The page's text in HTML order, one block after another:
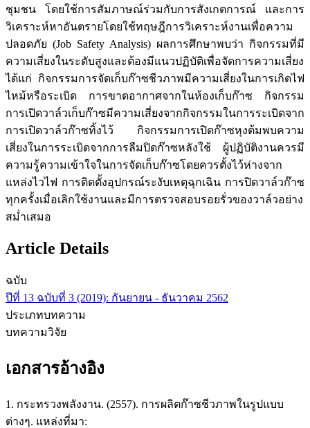
ชุมชน โดยใช้การสัมภาษณ์ร่วมกับการสังเกตการณ์ และการ
วิเคราะห์หาอันตรายโดยใช้ทฤษฎีการวิเคราะห์งานเพื่อความ
ปลอดภัย (Job Safety Analysis) ผลการศึกษาพบว่า กิจกรรมที่มี
ความเสี่ยงในระดับสูงและต้องมีแนวปฏิบัติเพื่อจัดการความเสี่ยง
ได้แก่ กิจกรรมการจัดเก็บก๊าซชีวภาพมีความเสี่ยงในการเกิดไฟ
ไหม้หรือระเบิด การขาดอากาศจากในห้องเก็บก๊าซ กิจกรรม
การเปิดวาล์วเก็บก๊าซมีความเสี่ยงจากกิจกรรมในการระเบิดจาก
การเปิดวาล์วก๊าซทิ้งไว้ กิจกรรมการเปิดก๊าซหุงต้มพบความ
เสี่ยงในการระเบิดจากการลืมปิดก๊าซหลังใช้ ผู้ปฏิบัติงานควรมี
ความรู้ความเข้าใจในการจัดเก็บก๊าซโดยควรตั้งไว้ห่างจาก
แหล่งไวไฟ การติดตั้งอุปกรณ์ระงับเหตุฉุกเฉิน การปิดวาล์วก๊าซ
ทุกครั้งเมื่อเลิกใช้งานและมีการตรวจสอบรอยรั่วของวาล์วอย่าง
สม่ำเสมอ
Article Details
ฉบับ
ปีที่ 13 ฉบับที่ 3 (2019): กันยายน - ธันวาคม 2562
ประเภทบทความ
บทความวิจัย
เอกสารอ้างอิง
1. กระทรวงพลังงาน. (2557). การผลิตก๊าซชีวภาพในรูปแบบ
ต่างๆ. แหล่งที่มา: